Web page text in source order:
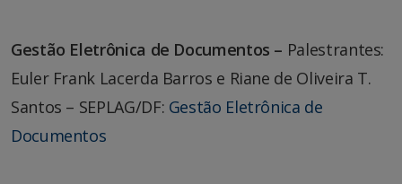
Gestão Eletrônica de Documentos – Palestrantes:
Euler Frank Lacerda Barros e Riane de Oliveira T.
Santos – SEPLAG/DF: Gestão Eletrônica de
Documentos